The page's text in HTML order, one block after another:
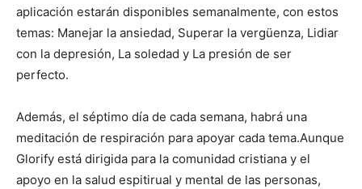
aplicación estarán disponibles semanalmente, con estos
temas: Manejar la ansiedad, Superar la vergüenza, Lidiar
con la depresión, La soledad y La presión de ser
perfecto.
Además, el séptimo día de cada semana, habrá una
meditación de respiración para apoyar cada tema.Aunque
Glorify está dirigida para la comunidad cristiana y el
apoyo en la salud espitirual y mental de las personas,